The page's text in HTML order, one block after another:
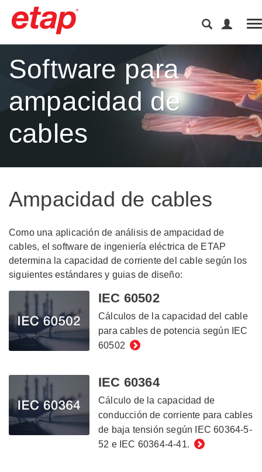
Software para
ampacidad de
cables
Ampacidad de cables
Como una aplicación de análisis de ampacidad de
cables, el software de ingeniería eléctrica de ETAP
determina la capacidad de corriente del cable según los
siguientes estándares y guias de diseño:
IEC 60502
Cálculos de la capacidad del cable
para cables de potencia según IEC
60502
IEC 60364
Cálculo de la capacidad de
conducción de corriente para cables
de baja tensión según IEC 60364-5-
52 e IEC 60364-4-41.